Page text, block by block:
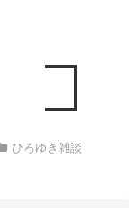
ひろゆき雑談